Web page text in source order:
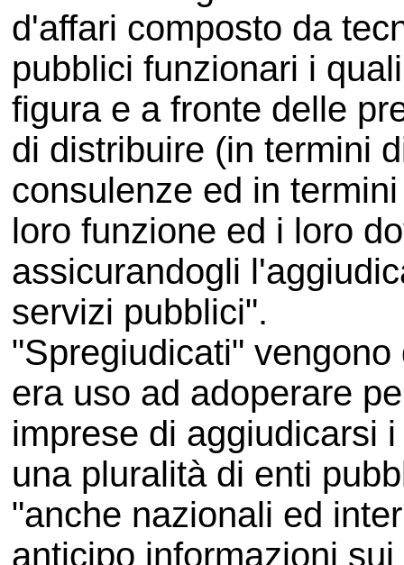
d'affari composto da
pubblici funzionari i
figura e a fronte delle
di distribuire (in termini
consulenze ed in
loro funzione ed i loro
assicurandogli
servizi pubblici".
"Spregiudicati"
era uso ad adoperare
imprese di aggiudicarsi
una pluralità di enti
"anche nazionali ed
anticipo informazioni